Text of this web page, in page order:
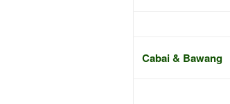
Cabai & Bawang